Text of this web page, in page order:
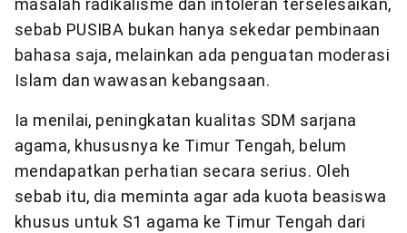
masalah radikalisme dan intoleran terselesaikan,
sebab PUSIBA bukan hanya sekedar pembinaan
bahasa saja, melainkan ada penguatan moderasi
Islam dan wawasan kebangsaan.
Ia menilai, peningkatan kualitas SDM sarjana
agama, khususnya ke Timur Tengah, belum
mendapatkan perhatian secara serius. Oleh
sebab itu, dia meminta agar ada kuota beasiswa
khusus untuk S1 agama ke Timur Tengah dari